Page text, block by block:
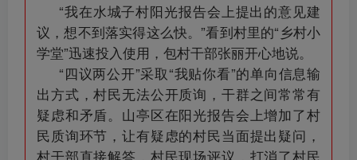
“我在水城子村阳光报告会上提出的意见建
议，想不到落实得这么快。”看到村里的“乡村小
学堂”迅速投入使用，包村干部张丽开心地说。
“四议两公开”采取“我贴你看”的单向信息输
出方式，村民无法公开质询，干群之间常常有
疑虑和矛盾。山亭区在阳光报告会上增加了村
民质询环节，让有疑虑的村民当面提出疑问，
村干部直接解答，村民现场评议，打消了村民